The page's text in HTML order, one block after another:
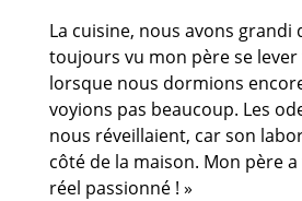
La cuisine, nous avons grandi
toujours vu mon père se
lorsque nous dormions
voyions pas beaucoup. Les
nous réveillaient, car son
côté de la maison. Mon père
réel passionné ! »